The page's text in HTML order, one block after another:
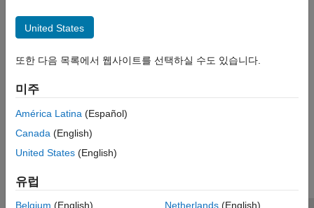
United States
또한 다음 목록에서 웹사이트를 선택하실 수도 있습니다.
미주
América Latina (Español)
Canada (English)
United States (English)
유럽
Belgium (English)
Netherlands(English)